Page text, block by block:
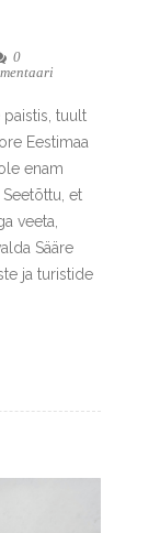
0
tuult
Eestimaa
enam
et
veeta,
Sääre
ja turistide